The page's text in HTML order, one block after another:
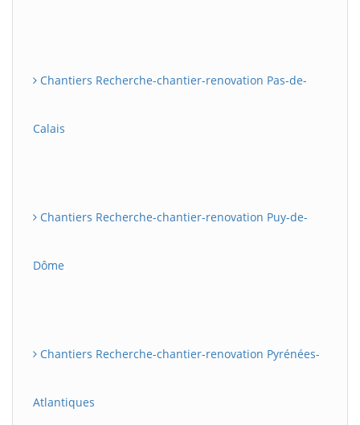
Chantiers Recherche-chantier-renovation Pas-de-
Calais
Chantiers Recherche-chantier-renovation Puy-de-
Dôme
Chantiers Recherche-chantier-renovation Pyrénées-
Atlantiques